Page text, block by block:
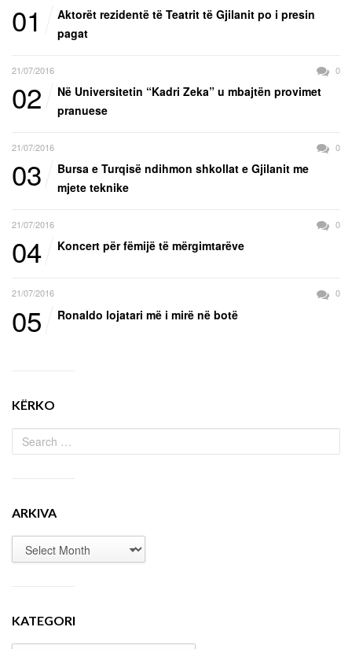
01
Aktorët rezidentë të Teatrit të Gjilanit po i presin
pagat
21/07/2016 0
02
Në Universitetin “Kadri Zeka” u mbajtën provimet
pranuese
21/07/2016 0
03
Bursa e Turqisë ndihmon shkollat e Gjilanit me
mjete teknike
21/07/2016 0
04 Koncert për fëmijë të mërgimtarëve
21/07/2016 0
05 Ronaldo lojatari më i mirë në botë
KËRKO
ARKIVA
KATEGORI